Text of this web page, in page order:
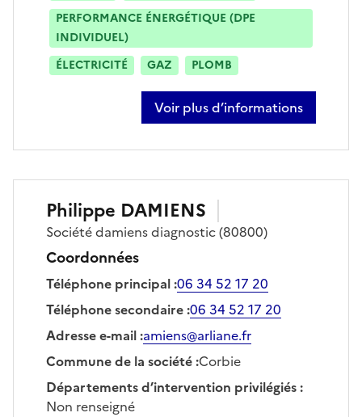
PERFORMANCE ÉNERGÉTIQUE (DPE
INDIVIDUEL)
ÉLECTRICITÉ
GAZ PLOMB
Voir plus d’informations
sur jerome colombin
Philippe DAMIENS
Sociétédamiens diagnostic(80800)
Coordonnées
Téléphone principal:06 34 52 17 20
Téléphone secondaire:06 34 52 17 20
Adresse e-mail:amiens@arliane.fr
Commune de la société:Corbie
Départements d’intervention privilégiés:
Non renseigné